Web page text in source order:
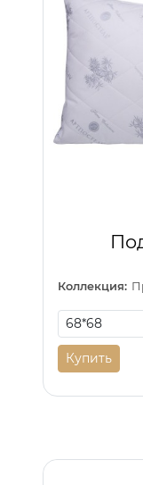
Коллекция:
Купить